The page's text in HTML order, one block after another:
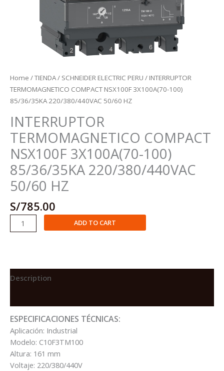
Home /TIENDA/ SCHNEIDER ELECTRIC PERU / INTERRUPTOR
TERMOMAGNETICO COMPACT NSX100F 3X100A(70-100)
85/36/35KA 220/380/440VAC 50/60 HZ
INTERRUPTOR
TERMOMAGNETICO COMPACT
NSX100F 3X100A(70-100)
85/36/35KA 220/380/440VAC
50/60 HZ
S/785.00
INTERRUPTOR
TERMOMAGNETICO
100)
HZ
quantity
ADD TO CART
Description
ESPECIFICACIONES TÉCNICAS:
Aplicación: Industrial
Modelo: C10F3TM100
Altura: 161 mm
Voltaje: 220/380/440V